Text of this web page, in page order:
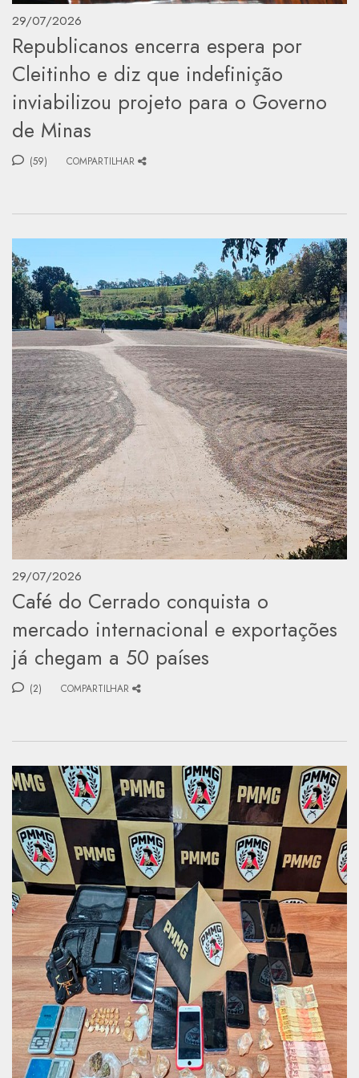
29/07/2026
Republicanos encerra espera por
Cleitinho e diz que indefinição
inviabilizou projeto para o Governo
de Minas
(59) COMPARTILHAR
29/07/2026
Café do Cerrado conquista o
mercado internacional e exportações
já chegam a 50 países
(2) COMPARTILHAR